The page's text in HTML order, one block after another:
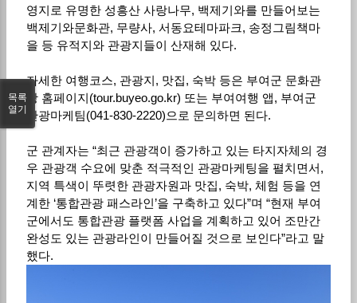
영지로 유명한 성흥산 사랑나무, 백제기와를 만들어보는
백제기와문화관, 무량사, 서동요테마파크, 송정그림책마
을 등 유적지와 관광지들이 산재해 있다.
자세한 여행코스, 관광지, 맛집, 숙박 등은 부여군 문화관
광 홈페이지(tour.buyeo.go.kr) 또는 부여여행 앱, 부여군
관광마케팀(041-830-2220)으로 문의하면 된다.
군 관계자는 “최근 관광객이 증가하고 있는 타지자체의 경
우 관광객 수요에 맞춘 적극적인 관광마케팅을 펼치면서,
지역 특색이 뚜렷한 관광자원과 맛집, 숙박, 체험 등을 연
계한 ‘통합관광 패스라인’을 구축하고 있다”며 “현재 부여
군에서도 통합관광 플랫폼 사업을 계획하고 있어 조만간
완성도 있는 관광라인이 만들어질 것으로 보인다”라고 말
했다.
목록
열기